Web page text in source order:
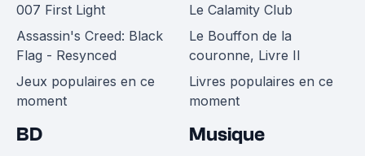
007 First Light
Assassin's Creed: Black
Flag - Resynced
Jeux populaires en ce
moment
Le Calamity Club
Le Bouffon de la
couronne, Livre II
Livres populaires en ce
moment
BD Musique